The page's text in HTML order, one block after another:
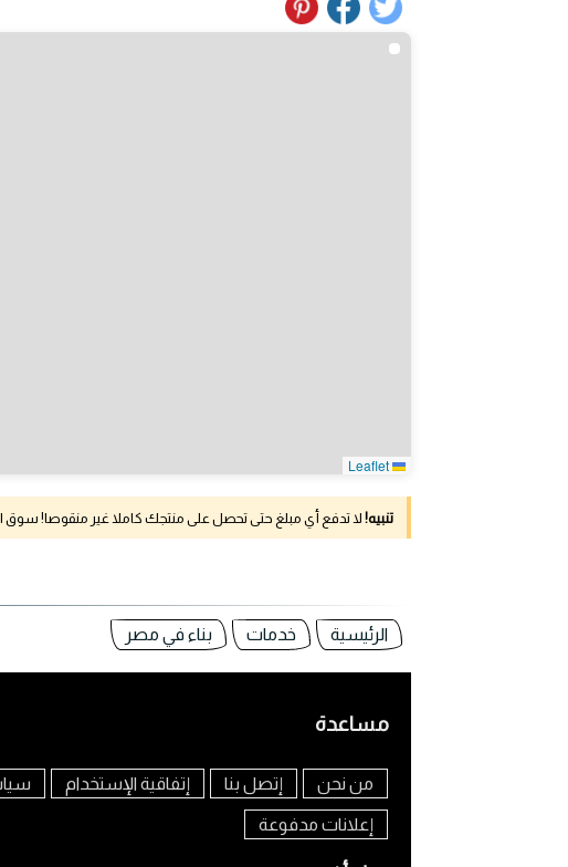
تنبيه! لا تدفع أي مبلغ حتى تحصل على منتجك كاملا غير منقوصا! سوق
الرئيسية خدمات بناء في مصر
مساعدة
من نحن إتصل بنا إتفاقية الإستخدام
إعلانات مدفوعة